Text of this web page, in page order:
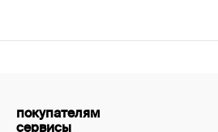
покупателям
сервисы